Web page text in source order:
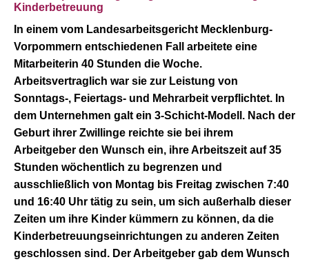
Kinderbetreuung
In einem vom Landesarbeitsgericht Mecklenburg-
Vorpommern entschiedenen Fall arbeitete eine
Mitarbeiterin 40 Stunden die Woche.
Arbeitsvertraglich war sie zur Leistung von
Sonntags-, Feiertags- und Mehrarbeit verpflichtet. In
dem Unternehmen galt ein 3-Schicht-Modell. Nach der
Geburt ihrer Zwillinge reichte sie bei ihrem
Arbeitgeber den Wunsch ein, ihre Arbeitszeit auf 35
Stunden wöchentlich zu begrenzen und
ausschließlich von Montag bis Freitag zwischen 7:40
und 16:40 Uhr tätig zu sein, um sich außerhalb dieser
Zeiten um ihre Kinder kümmern zu können, da die
Kinderbetreuungseinrichtungen zu anderen Zeiten
geschlossen sind. Der Arbeitgeber gab dem Wunsch